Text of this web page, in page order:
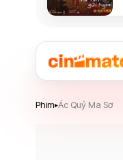
Phim▸Ác Quỷ Ma Sơ